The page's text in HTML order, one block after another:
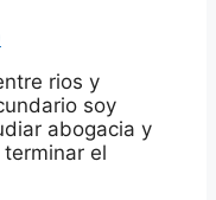
rios y
soy
abogacia y
el